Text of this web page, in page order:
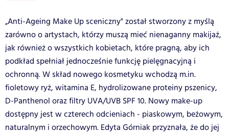
„Anti-Ageing Make Up sceniczny" został stworzony z myślą
zarówno o artystach, którzy muszą mieć nienaganny makijaż,
jak również o wszystkich kobietach, które pragną, aby ich
podkład spełniał jednocześnie funkcję pielęgnacyjną i
ochronną. W skład nowego kosmetyku wchodzą m.in.
fioletowy ryż, witamina E, hydrolizowane proteiny pszenicy,
D-Panthenol oraz filtry UVA/UVB SPF 10. Nowy make-up
dostępny jest w czterech odcieniach - piaskowym, beżowym,
naturalnym i orzechowym. Edyta Górniak przyznała, że do jej